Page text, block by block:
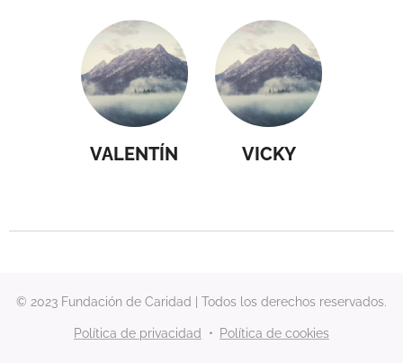
VALENTÍN VICKY
© 2023 Fundación de Caridad | Todos los derechos reservados.
Política de privacidad Política de cookies